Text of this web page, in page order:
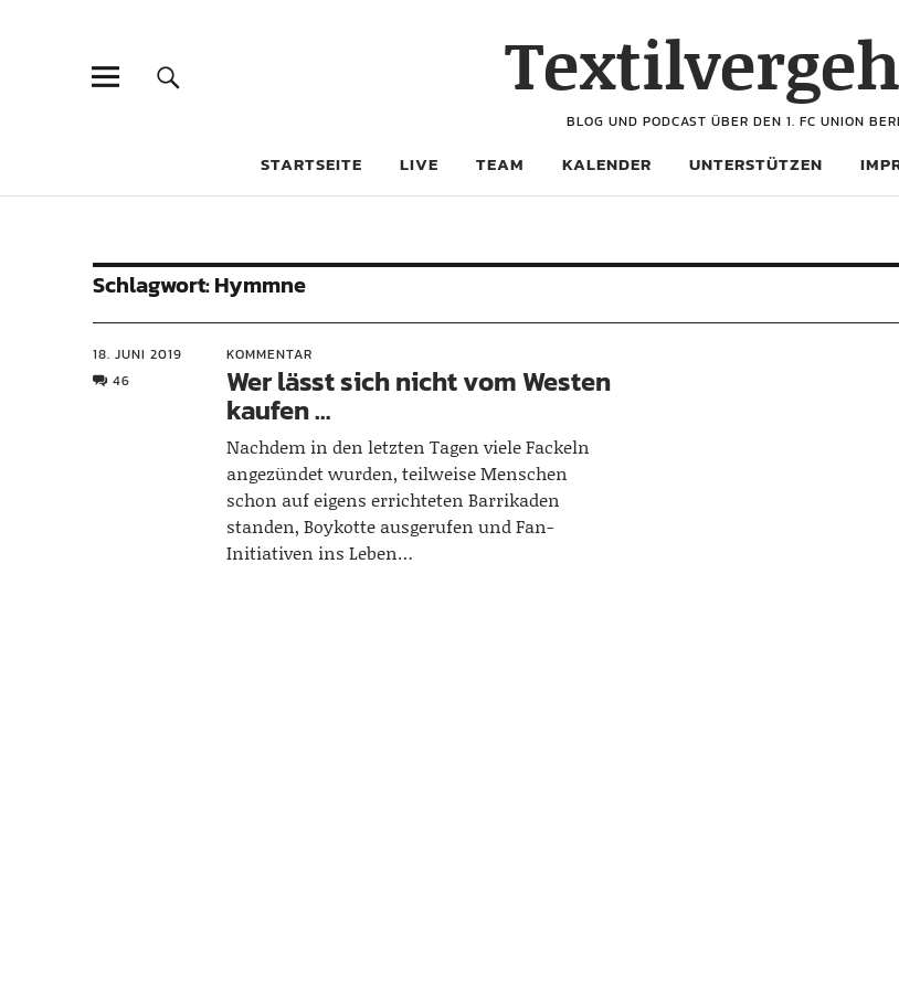
BLOG UND PODCAST ÜBER DEN 1. FC UNION
STARTSEITE LIVE TEAM KALENDER UNTERSTÜTZEN
Schlagwort:Hymmne
18. JUNI 2019
46
KOMMENTAR
Wer lässt sich nicht vom Westen
kaufen …
Nachdem in den letzten Tagen viele Fackeln
angezündet wurden, teilweise Menschen
schon auf eigens errichteten Barrikaden
standen, Boykotte ausgerufen und Fan-
Initiativen ins Leben…